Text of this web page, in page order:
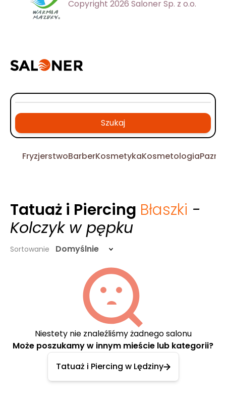
Copyright 2026 Saloner Sp. z o.o.
Szukaj
FryzjerstwoBarberKosmetykaKosmetologia
Tatuaż i Piercing Błaszki -
Kolczyk w pępku
Sortowanie Domyślnie
Niestety nie znaleźliśmy żadnego salonu
Może poszukamy w innym mieście lub kategorii?
Tatuaż i Piercing w Lędziny